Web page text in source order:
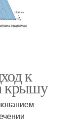
к
крышу